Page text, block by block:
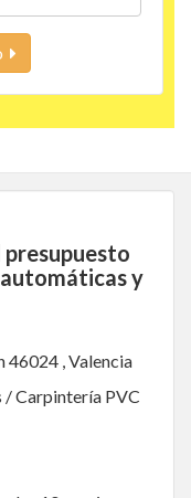
y
46024 , Valencia
/ Carpintería PVC